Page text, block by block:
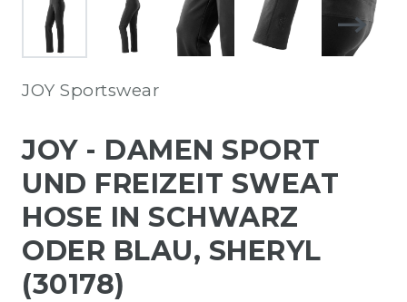
JOY Sportswear
JOY - DAMEN SPORT
UND FREIZEIT SWEAT
HOSE IN SCHWARZ
ODER BLAU, SHERYL
(30178)